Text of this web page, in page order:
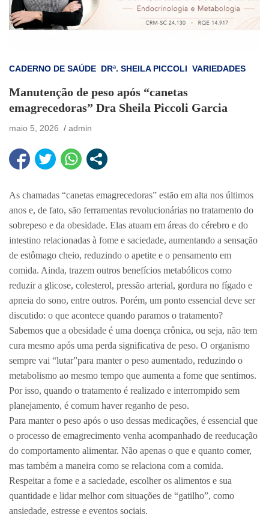
CADERNO DE SAÚDE DRª. SHEILA PICCOLI VARIEDADES
Manutenção de peso após “canetas
emagrecedoras” Dra Sheila Piccoli Garcia
maio 5, 2026 admin
As chamadas “canetas emagrecedoras” estão em alta nos últimos
anos e, de fato, são ferramentas revolucionárias no tratamento do
sobrepeso e da obesidade. Elas atuam em áreas do cérebro e do
intestino relacionadas à fome e saciedade, aumentando a sensação
de estômago cheio, reduzindo o apetite e o pensamento em
comida. Ainda, trazem outros benefícios metabólicos como
reduzir a glicose, colesterol, pressão arterial, gordura no fígado e
apneia do sono, entre outros. Porém, um ponto essencial deve ser
discutido: o que acontece quando paramos o tratamento?
Sabemos que a obesidade é uma doença crônica, ou seja, não tem
cura mesmo após uma perda significativa de peso. O organismo
sempre vai “lutar”para manter o peso aumentado, reduzindo o
metabolismo ao mesmo tempo que aumenta a fome que sentimos.
Por isso, quando o tratamento é realizado e interrompido sem
planejamento, é comum haver reganho de peso.
Para manter o peso após o uso dessas medicações, é essencial que
o processo de emagrecimento venha acompanhado de reeducação
do comportamento alimentar. Não apenas o que e quanto comer,
mas também a maneira como se relaciona com a comida.
Respeitar a fome e a saciedade, escolher os alimentos e sua
quantidade e lidar melhor com situações de “gatilho”, como
ansiedade, estresse e eventos sociais.